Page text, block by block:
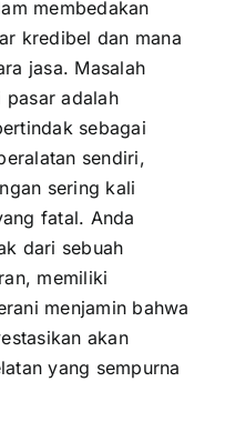
membedakan
kredibel dan mana
jasa. Masalah
pasar adalah
sebagai
sendiri,
sering kali
fatal. Anda
dari sebuah
memiliki
menjamin bahwa
akan
yang sempurna